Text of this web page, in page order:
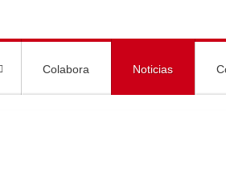
Colabora Noticias